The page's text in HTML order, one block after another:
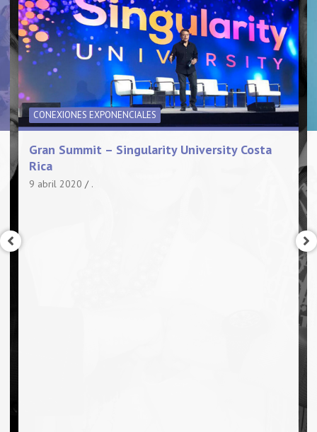
CONEXIONES EXPONENCIALES
Gran Summit – Singularity University Costa
Rica
9 abril 2020 .